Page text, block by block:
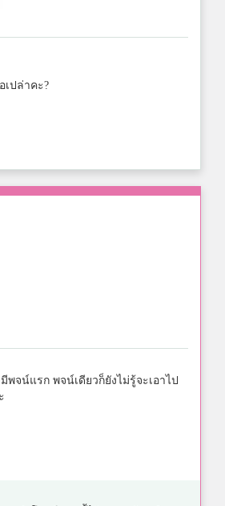
เปล่าคะ?
พจน์แรก พจน์เดียวก็ยังไม่รู้จะเอาไป